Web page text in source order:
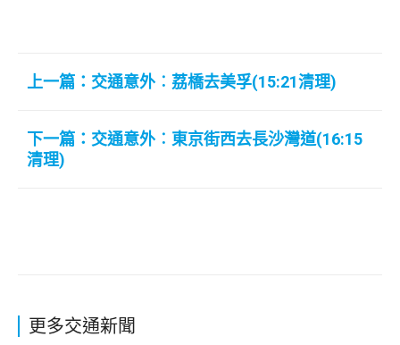
上一篇：交通意外︰荔橋去美孚(15:21清理)
下一篇：交通意外︰東京街西去長沙灣道(16:15
清理)
更多交通新聞